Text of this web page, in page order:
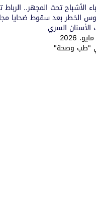
الأشباح تحت المجهر..
الخطر بعد سقوط ضحايا
السري
"طب وصحة"